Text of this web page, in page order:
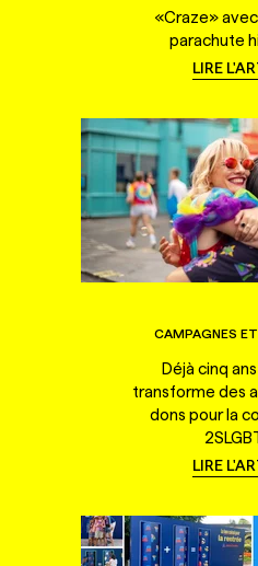
«Craze»
parachute
LIRE
CAMPAGNES
Déjà cinq
transforme des
dons pour la
LIRE